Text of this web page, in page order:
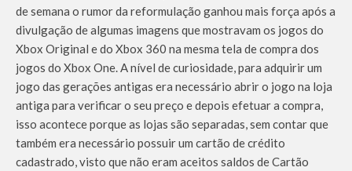
de semana o rumor da reformulação ganhou mais força após a
divulgação de algumas imagens que mostravam os jogos do
Xbox Original e do Xbox 360 na mesma tela de compra dos
jogos do Xbox One. A nível de curiosidade, para adquirir um
jogo das gerações antigas era necessário abrir o jogo na loja
antiga para verificar o seu preço e depois efetuar a compra,
isso acontece porque as lojas são separadas, sem contar que
também era necessário possuir um cartão de crédito
cadastrado, visto que não eram aceitos saldos de Cartão